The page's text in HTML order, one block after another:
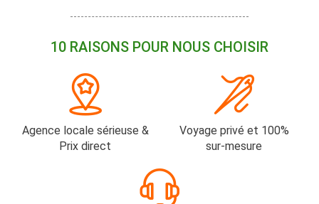
10 RAISONS POUR NOUS CHOISIR
Agence locale sérieuse &
Prix direct
Voyage privé et 100%
sur-mesure